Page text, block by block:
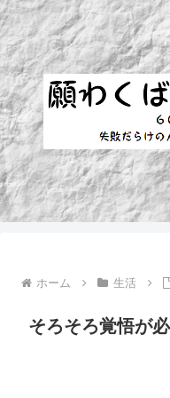
ホーム 生活
そろそろ覚悟が